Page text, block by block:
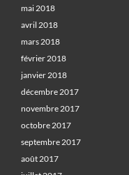
mai 2018
avril 2018
mars 2018
février 2018
janvier 2018
décembre 2017
novembre 2017
octobre 2017
septembre 2017
août 2017